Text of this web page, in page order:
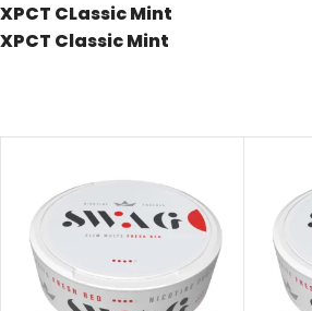
XPCT CLassic Mint
XPCT Classic Mint